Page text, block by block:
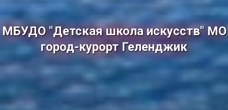
МБУДО "Детская школа искусств" МО
город-курорт Геленджик